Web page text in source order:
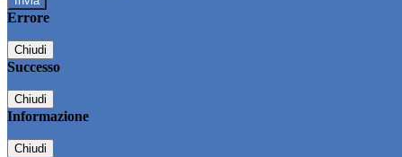
Errore
Chiudi
Successo
Chiudi
Informazione
Chiudi